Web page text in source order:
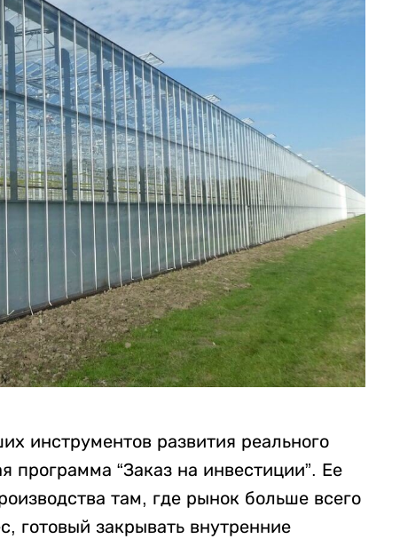
инструментов развития реального
программа “Заказ на инвестиции”. Ее
там, где рынок больше всего
готовый закрывать внутренние